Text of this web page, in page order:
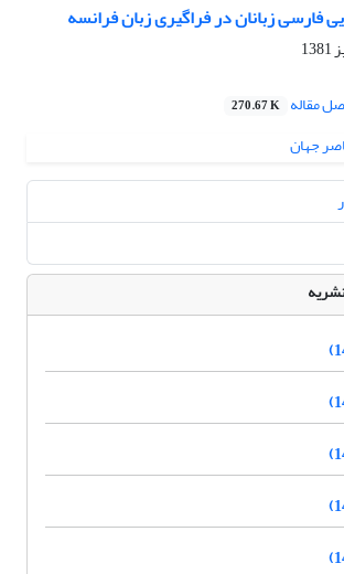
فارسی زبانان در فراگیری زبان فرانسه
مقاله 270.67 K